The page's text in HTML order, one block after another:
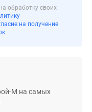
обработку своих
на получение
М на самых